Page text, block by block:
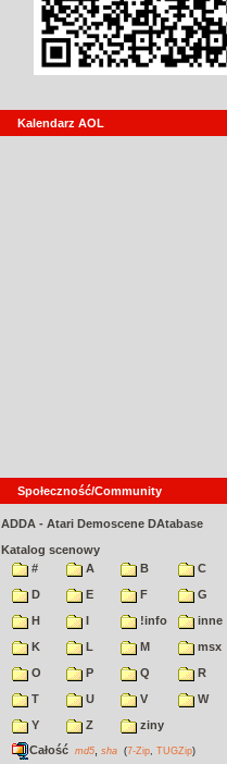
Kalendarz AOL
Społeczność/Community
ADDA - Atari Demoscene DAtabase
Katalog scenowy
#
A B C
D
E F G
H
I !info inne
K
L M msx
O
P Q R
T
U V W
Y
Z
ziny
Całość md5 sha (7-Zip TUGZip)